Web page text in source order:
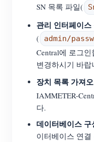
SN 목록 파일(
관리 인터페이스
(
admin/
Central에 로그
변경하시기 바랍
장치 목록 가져
IAMMETER-
다.
데이터베이스 구
이터베이스 연